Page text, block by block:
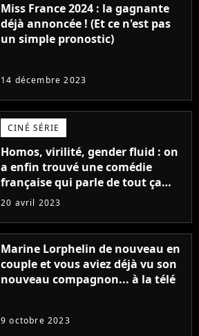
Miss France 2024 : la gagnante
déjà annoncée ! (Et ce n'est pas
un simple pronostic)
14 décembre 2023
CINÉ SÉRIE
Homos, virilité, gender fluid : on
a enfin trouvé une comédie
française qui parle de tout ça
sans être super ringarde
20 avril 2023
Marine Lorphelin de nouveau en
couple et vous aviez déjà vu son
nouveau compagnon... à la télé
9 octobre 2023